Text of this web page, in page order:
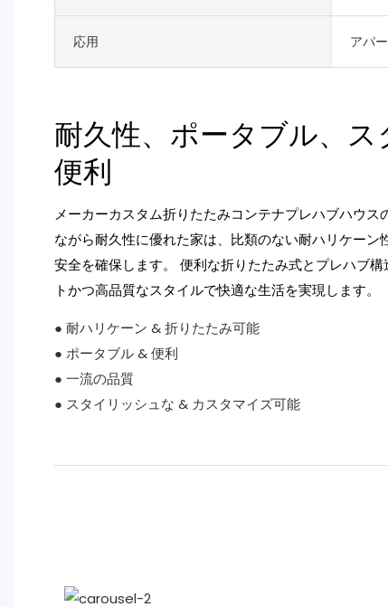
応用 アパ
耐久性、ポータブル、ス
便利
メーカーカスタム折りたたみコンテナプレハブハウス
ながら耐久性に優れた家は、比類のない耐ハリケーン
安全を確保します。 便利な折りたたみ式とプレハブ
トかつ高品質なスタイルで快適な生活を実現します。
● 耐ハリケーン & 折りたたみ可能
● ポータブル & 便利
● 一流の品質
● スタイリッシュな & カスタマイズ可能